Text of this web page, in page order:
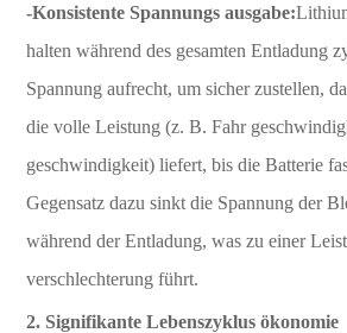
-Konsistente Spannungs ausgabe:
halten während des gesamten Entladung
Spannung aufrecht, um sicher zustellen,
die volle Leistung (z. B. Fahr
geschwindigkeit) liefert, bis die Batterie
Gegensatz dazu sinkt die Spannung der
während der Entladung, was zu einer
verschlechterung führt.
2. Signifikante Lebenszyklus ökonomie